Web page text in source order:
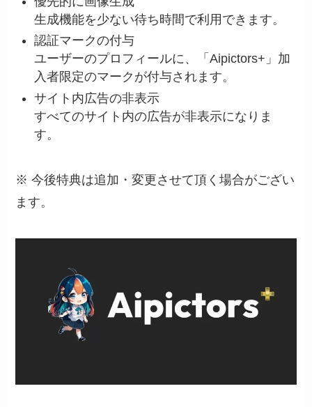
生成機能を少ない待ち時間で利用できます。
認証マークの付与
ユーザーのプロフィールに、「Aipictors+」加
入者限定のマークが付与されます。
サイト内広告の非表示
すべてのサイト内の広告が非表示になりま
す。
※ 今後特典は追加・変更させて頂く場合がござい
ます。